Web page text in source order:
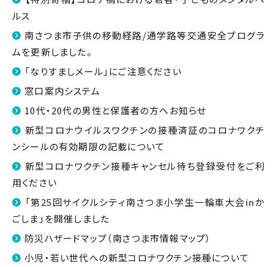
ルス
南さつま市子供の移動経路/通学路等交通安全プログラ
ムを更新しました。
「なりすましメール」にご注意ください
窓口案内システム
10代・20代の男性と保護者の方へお知らせ
新型コロナウイルスワクチンの接種済証のコロナワクチ
ンシールの有効期限の記載について
新型コロナワクチン接種キャンセル待ち登録受付をご利
用ください
「第25回サイクルシティ南さつま小学生一輪車大会inか
ごしま」を開催しました
防災ハザードマップ（南さつま市情報マップ）
小児・若い世代への新型コロナワクチン接種について